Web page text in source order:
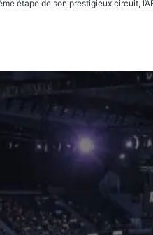
étape de son prestigieux circuit,